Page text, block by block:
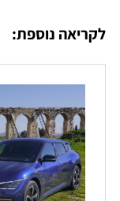
לקריאה נוספת: